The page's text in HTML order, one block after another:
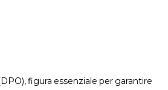
figura essenziale per garantire